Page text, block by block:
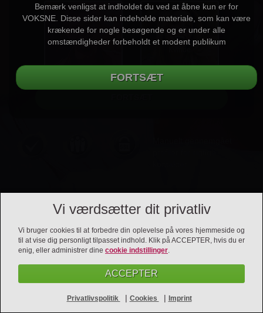
Mand
Opsige kontrakten
Affiliates
Bemærk venligst at indholdet du ved at åbne kun er for
VOKSNE. Disse sider kan indeholde materiale, som kan være
krækende for nogle besøgende og er under alle
omstændigheder forbeholdt et modent publikum
Vi værdsætter dit privatliv
Vi bruger cookies til at forbedre din oplevelse på vores hjemmeside og
til at vise dig personligt tilpasset indhold. Klik på ACCEPTER, hvis du er
enig, eller administrer dine cookie indstillinger.
ACCEPTER
Privatlivspolitik | Cookies | Imprint